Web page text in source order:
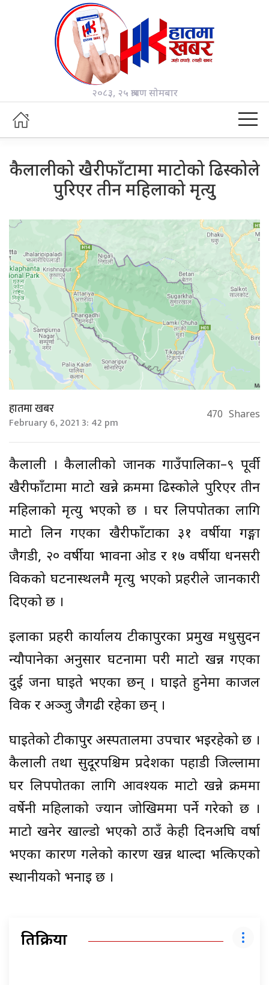
२०८३, २५ श्रावण सोमबार
कैलालीको खैरीफाँटामा माटोको ढिस्कोले
पुरिएर तीन महिलाको मृत्यु
हातमा खबर
February 6, 2021 3: 42 pm 470 Shares
कैलाली । कैलालीको जानकी गाउँपालिका–९ पूर्वी
खैरीफाँटामा माटो खन्ने क्रममा ढिस्कोले पुरिएर तीन
महिलाको मृत्यु भएको छ । घर लिपपोतका लागि
माटो लिन गएका खैरीफाँटाका ३१ वर्षीया गङ्गा
जैगडी, २० वर्षीया भावना ओड र १७ वर्षीया धनसरी
विकको घटनास्थलमै मृत्यु भएको प्रहरीले जानकारी
दिएको छ ।
इलाका प्रहरी कार्यालय टीकापुरका प्रमुख मधुसुदन
न्यौपानेका अनुसार घटनामा परी माटो खन्न गएका
दुई जना घाइते भएका छन् । घाइते हुनेमा काजल
विक र अञ्जु जैगढी रहेका छन् ।
घाइतेको टीकापुर अस्पतालमा उपचार भइरहेको छ ।
कैलाली तथा सुदूरपश्चिम प्रदेशका पहाडी जिल्लामा
घर लिपपोतका लागि आवश्यक माटो खन्ने क्रममा
वर्षेनी महिलाको ज्यान जोखिममा पर्ने गरेको छ ।
माटो खनेर खाल्डो भएको ठाउँ केही दिनअघि वर्षा
भएका कारण गलेको कारण खन्न थाल्दा भत्किएको
स्थानीयको भनाइ छ ।
प्रतिक्रिया